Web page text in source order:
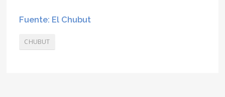
Fuente: El Chubut
CHUBUT